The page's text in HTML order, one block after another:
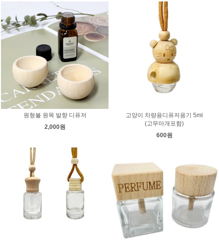
원형볼 원목 발향 디퓨저
2,000원
고양이 차량용디퓨저용기 5ml
(고무마개포함)
600원